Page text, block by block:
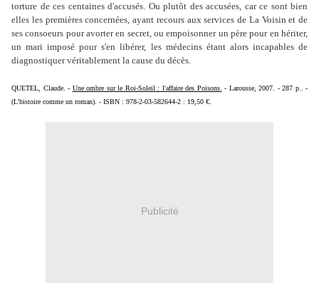
torture de ces centaines d'accusés. Ou plutôt des accusées, car ce sont bien
elles les premières concernées, ayant recours aux services de La Voisin et de
ses consoeurs pour avorter en secret, ou empoisonner un père pour en hériter,
un mari imposé pour s'en libérer, les médecins étant alors incapables de
diagnostiquer véritablement la cause du décès.
QUETEL, Claude. - Une ombre sur le Roi-Soleil : l'affaire des Poisons. - Larousse, 2007. - 287 p.. -
(L'histoire comme un roman). - ISBN : 978-2-03-582644-2 : 19,50 €.
Publicité